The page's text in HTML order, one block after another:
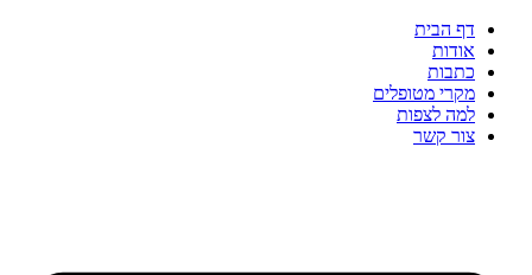
דף הבית
אודות
כתבות
מקרי מטופלים
למה לצפות
צור קשר